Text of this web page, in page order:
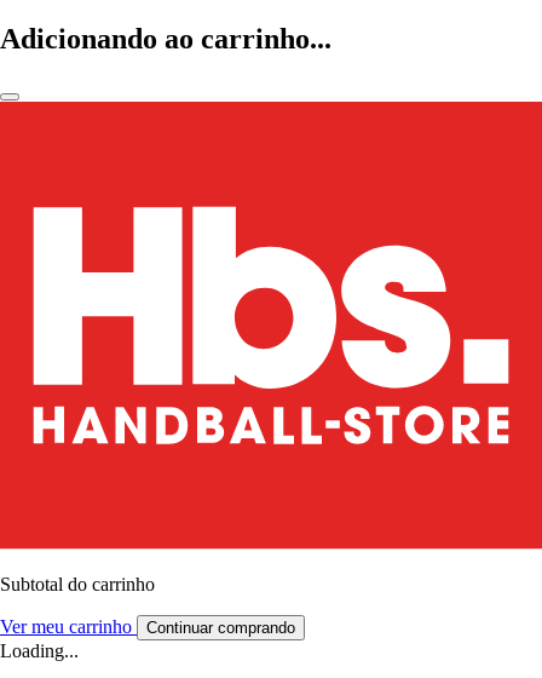
Adicionando ao carrinho...
Subtotal do carrinho
Ver meu carrinho Continuar comprando
Loading...